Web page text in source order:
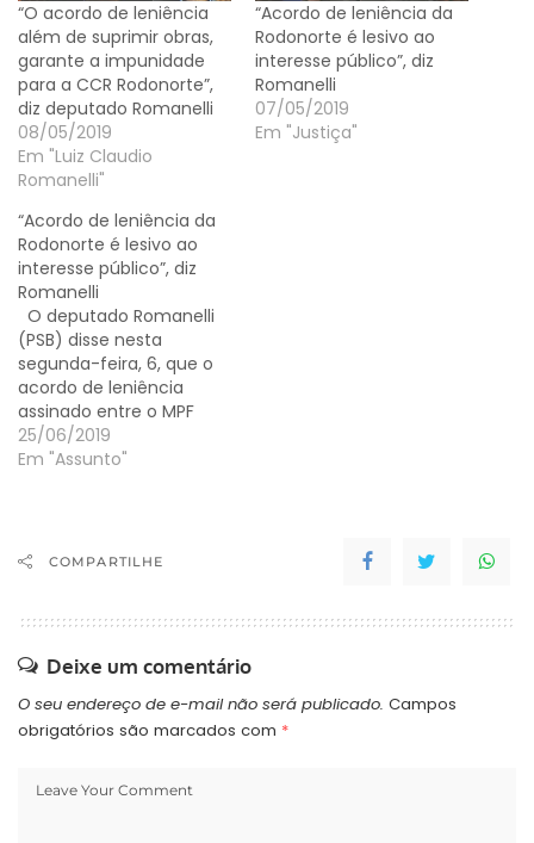
“O acordo de leniência
além de suprimir obras,
garante a impunidade
para a CCR Rodonorte”,
diz deputado Romanelli
08/05/2019
Em "Luiz Claudio
Romanelli"
“Acordo de leniência da
Rodonorte é lesivo ao
interesse público”, diz
Romanelli
07/05/2019
Em "Justiça"
“Acordo de leniência da
Rodonorte é lesivo ao
interesse público”, diz
Romanelli
O deputado Romanelli
(PSB) disse nesta
segunda-feira, 6, que o
acordo de leniência
assinado entre o MPF
(Ministério Público
Federal) e a
público porque não
Café, entre Ponta Grossa
25/06/2019
Em "Assunto"
COMPARTILHE
Deixe um comentário
O seu endereço de e-mail não será publicado. Campos
obrigatórios são marcados com *